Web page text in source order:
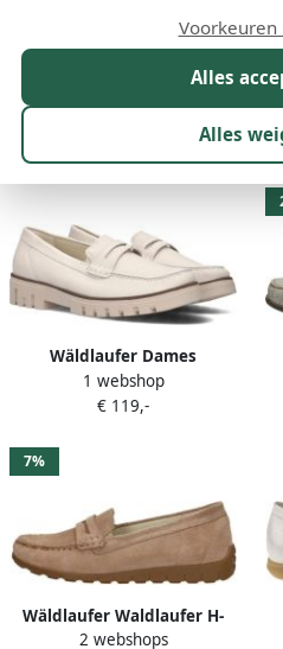
zijn gemaakt van hoogwaardige
uitstekende mix van elegantie en
ontwerp van WALDLÄUFER zorgt
moeiteloos passen bij elke outfit,
veelzijdigheid en verfijning
Meer lezen
Maat Merk 1 Kleur
Wäldlaufer Dames
Instappers & Ballerina's
Waldlaufer 723502-139-110
1 webshop
€ 119,-
7%
Wäldlaufer Waldlaufer H-
Lucy Mocassin beige
2 webshops
Alles
Alles
Voorkeuren